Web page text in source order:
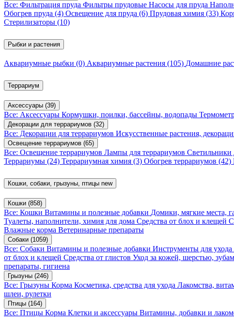
Все: Фильтрация пруда Фильтры прудовые Насосы для пруда
Обогрев пруда (4) Освещение для пруда (6) Прудовая химия (33)
Стерилизаторы (10)
Рыбки и растения
Аквариумные рыбки (0) Аквариумные растения (105) Домашние
Террариум
Аксессуары (39)
Все: Аксессуары Кормушки, поилки, бассейны, водопады
Декорации для террариумов (32)
Все: Декорации для террариумов Искусственные растения,
Освещение террариумов (65)
Все: Освещение террариумов Лампы для террариумов Светильники
Террариумы (24) Террариумная химия (3) Обогрев террариумов (42)
Кошки, собаки, грызуны, птицы new
Кошки (858)
Все: Кошки Витамины и полезные добавки Домики, мягкие места,
Туалеты, наполнители, химия для дома Средства от блох и клещей
Влажные корма Ветеринарные препараты
Собаки (1059)
Все: Собаки Витамины и полезные добавки Инструменты для ухода
от блох и клещей Средства от глистов Уход за кожей, шерстью,
препараты, гигиена
Грызуны (246)
Все: Грызуны Корма Косметика, средства для ухода Лакомства,
шлеи, рулетки
Птицы (164)
Все: Птицы Корма Клетки и аксессуары Витамины, добавки и